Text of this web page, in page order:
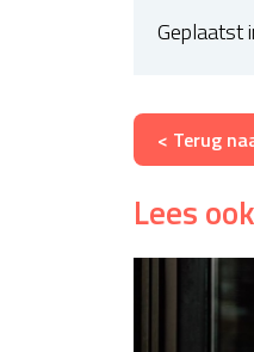
Geplaatst
< Terug
Lees